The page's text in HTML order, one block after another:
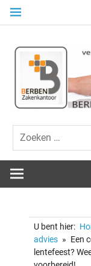
Naar
springen
U bent hier:
advies
Een
lentefeest?